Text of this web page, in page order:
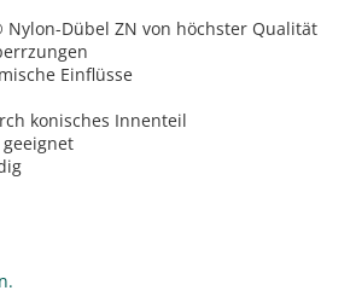
Dübel ZN von höchster Qualität
Einflüsse
konisches Innenteil